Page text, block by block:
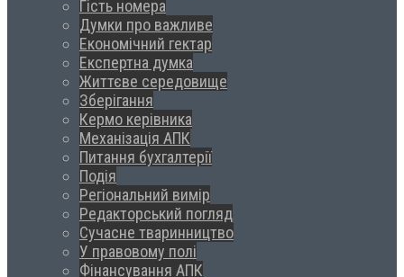
Гість номера
Думки про важливе
Економічний гектар
Експертна думка
Життєве середовище
Зберігання
Кермо керівника
Механізація АПК
Питання бухгалтерії
Подія
Регіональний вимір
Редакторський погляд
Сучасне тваринництво
У правовому полі
Фінансування АПК